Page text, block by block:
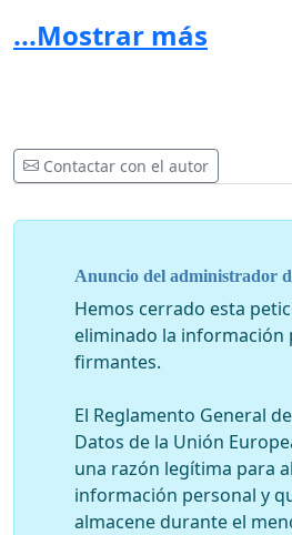
JUICIO CONFORME A
...Mostrar más
Contactar con el autor
Anuncio del administrador
Hemos cerrado esta
eliminado la información
firmantes.
El Reglamento General
Datos de la Unión
una razón legítima para
información personal y
almacene durante el